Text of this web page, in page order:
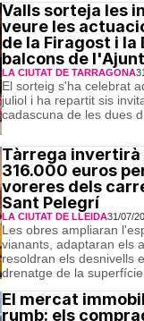
Valls sorteja les
veure les
de la Firagost i la
balcons de
LA CIUTAT DE TARRAGONA
El sorteig s'ha celebrat
juliol i ha repartit sis
cadascuna de les dues
Tàrrega invertirà
316.000 euros
voreres dels
Sant Pelegrí
LA CIUTAT DE LLEIDA31/07/
Les obres ampliaran
vianants, adaptaran els
resoldran els desnivells
drenatge de la superfície
El mercat
rumb: els